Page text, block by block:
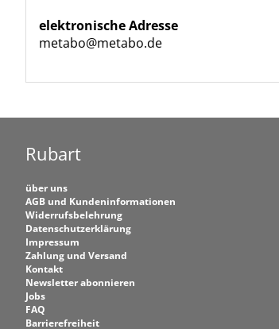
elektronische Adresse
metabo@metabo.de
Rubart
über uns
AGB und Kundeninformationen
Widerrufsbelehrung
Datenschutzerklärung
Impressum
Zahlung und Versand
Kontakt
Newsletter abonnieren
Jobs
FAQ
Barrierefreiheit